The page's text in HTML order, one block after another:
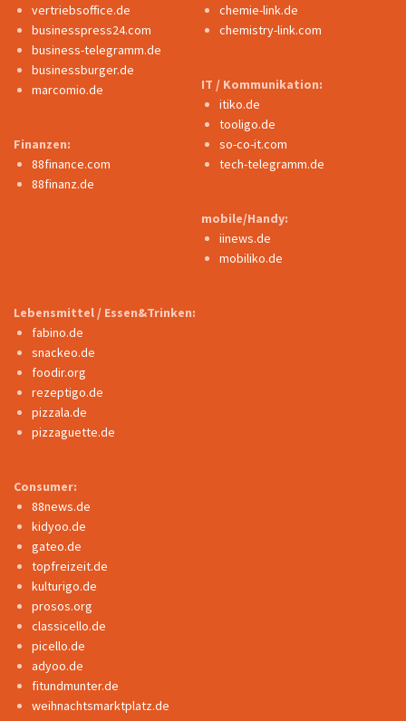
vertriebsoffice.de
businesspress24.com
business-telegramm.de
businessburger.de
marcomio.de
Finanzen:
88finance.com
88finanz.de
chemie-link.de
chemistry-link.com
IT / Kommunikation:
itiko.de
tooligo.de
so-co-it.com
tech-telegramm.de
mobile/Handy:
iinews.de
mobiliko.de
Lebensmittel / Essen&Trinken:
fabino.de
snackeo.de
foodir.org
rezeptigo.de
pizzala.de
pizzaguette.de
Consumer:
88news.de
kidyoo.de
gateo.de
topfreizeit.de
kulturigo.de
prosos.org
classicello.de
picello.de
adyoo.de
fitundmunter.de
weihnachtsmarktplatz.de